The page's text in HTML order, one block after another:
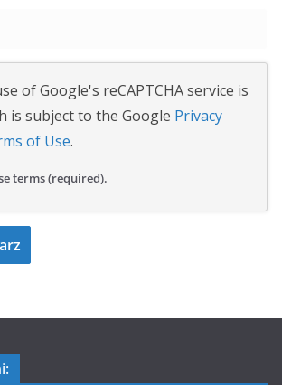
of Google's reCAPTCHA service is
is subject to the Google Privacy
of Use.
terms (required).